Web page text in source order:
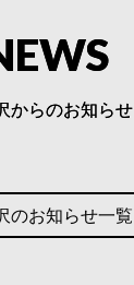
からのお知らせ
お
のお知らせ一覧